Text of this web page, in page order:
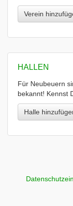
Verein
HALLEN
Für Neubeuern
bekannt! Kennst
Halle